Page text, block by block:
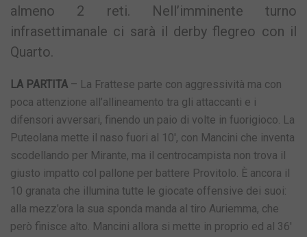
almeno 2 reti. Nell’imminente turno
infrasettimanale ci sarà il derby flegreo con il
Quarto.
LA PARTITA – La Frattese parte con aggressività ma con
poca attenzione all’allineamento tra gli attaccanti e i
difensori avversari, finendo un paio di volte in fuorigioco. La
Puteolana mette il naso fuori al 10′, con Mancini che inventa
scodellando per Mirante, ma il centrocampista non trova il
giusto impatto col pallone per battere Provitolo. È ancora il
10 granata che illumina tutte le giocate offensive dei suoi:
alla mezz’ora la sua sponda manda al tiro Auriemma, che
però finisce alto. Mancini allora si mette in proprio ed al 36′